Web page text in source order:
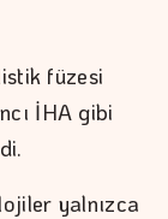
füzesi
İHA gibi
yalnızca